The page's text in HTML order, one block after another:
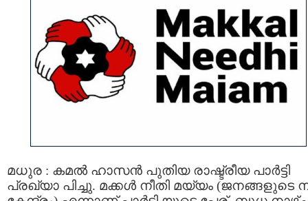
മധുര : കമല്‍ ഹാസന്‍ പുതിയ രാഷ്ട്രീയ പാര്‍ട്ടി
പ്രഖ്യാ പിച്ചു. മക്കള്‍ നീതി മയ്യം (ജനങ്ങളുടെ